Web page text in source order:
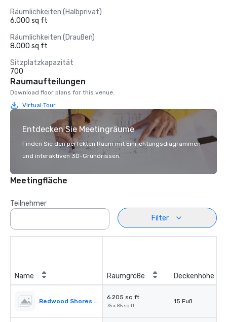
Räumlichkeiten (Halbprivat)
6.000 sq ft
Räumlichkeiten (Draußen)
8.000 sq ft
Sitzplatzkapazität
700
Raumaufteilungen
Download floor plans for this venue.
Virtual Tour
Entdecken Sie Meetingräume
Finden Sie den perfekten Raum mit Einrichtungsdiagrammen
und interaktiven 3D-Grundrissen.
Meetingfläche
Teilnehmer
Filter
Name Raumgröße Deckenhöhe
Redwood Shores Ballroom
6.205 sq ft
75 x 85 sq ft
15 Fuß